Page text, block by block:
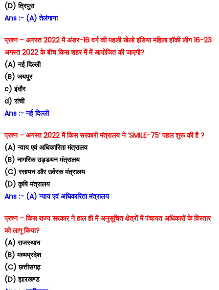
(D) त्रिपुरा
Ans :- (A) तेलंगाना
प्रश्न – अगस्त 2022 में अंडर-16 वर्ग की पहली खेलो इंडिया महिला हॉकी लीग 16-23
अगस्त 2022 के बीच किस शहर में में आयोजित की जाएगी?
(A) नई दिल्ली
(B) जयपुर
c) इंदौर
d) रांची
Ans :- नई दिल्ली
प्रश्न – अगस्त 2022 में किस सरकारी मंत्रालय ने ‘SMILE-75’ पहल शुरू की है ?
(A) न्याय एवं अधिकारिता मंत्रालय
(B) नागरिक उड्डयन मंत्रालय
(C) रसायन और उर्वरक मंत्रालय
(D) कृषि मंत्रालय
Ans :- (A) न्याय एवं अधिकारिता मंत्रालय
प्रश्न – किस राज्य सरकार ने हाल ही में अनुसूचित क्षेत्रों में पंचायत अधिकारों के विस्तार
को लागू किया?
(A) राजस्थान
(B) मध्यप्रदेश
(C) छत्तीसगढ़
(D) झारखण्ड